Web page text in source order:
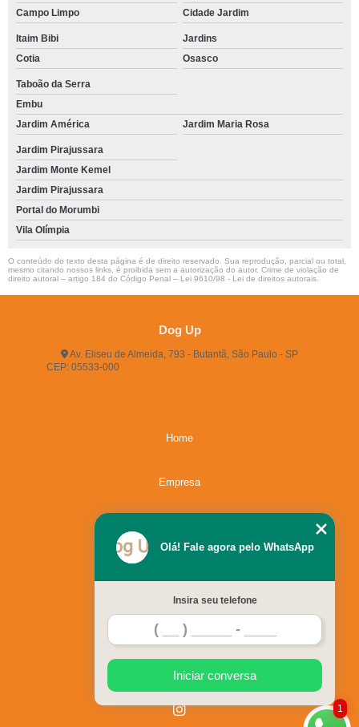
Campo Limpo
Cidade Jardim
Itaim Bibi
Jardins
Cotia
Osasco
Taboão da Serra
Embu
Jardim América
Jardim Maria Rosa
Jardim Pirajussara
Jardim Monte Kemel
Jardim Pirajussara
Portal do Morumbi
Vila Olímpia
O conteúdo do texto desta página é de direito reservado. Sua reprodução, parcial ou total,
mesmo citando nossos links, é proibida sem a autorização do autor. Crime de violação de
direito autoral – artigo 184 do Código Penal – Lei 9610/98 - Lei de direitos autorais.
Dog Up
Av. Eliseu de Almeida, 793 - Butantã, São Paulo - SP
CEP: 05533-000
Home
Empresa
Contato
Mapa do site
1
Olá! Fale agora pelo WhatsApp
Insira seu telefone
Iniciar conversa